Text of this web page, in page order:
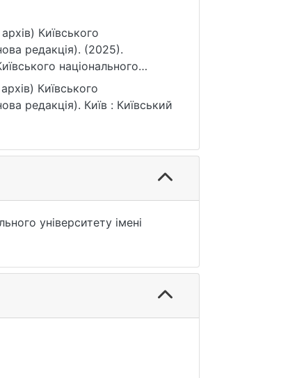
Київського
редакція). (2025).
національного
національний
8249
Київського
редакція). Київ : Київський
університету імені